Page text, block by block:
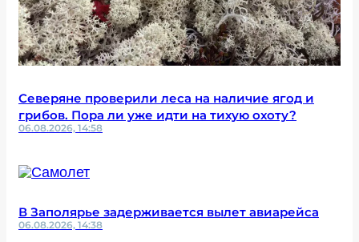
Северяне проверили леса на наличие ягод и
грибов. Пора ли уже идти на тихую охоту?
06.08.2026, 14:58
В Заполярье задерживается вылет авиарейса
06.08.2026, 14:38